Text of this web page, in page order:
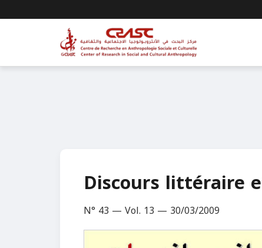
Discours littéraire
N° 43 — Vol. 13 — 30/03/2009